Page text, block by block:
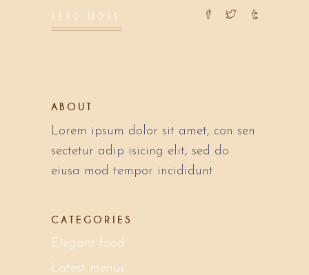
READ MORE
ABOUT
Lorem ipsum dolor sit amet, con sen
sectetur adip isicing elit, sed do
eiusa mod tempor incididunt
CATEGORIES
Elegant food
Latest menus